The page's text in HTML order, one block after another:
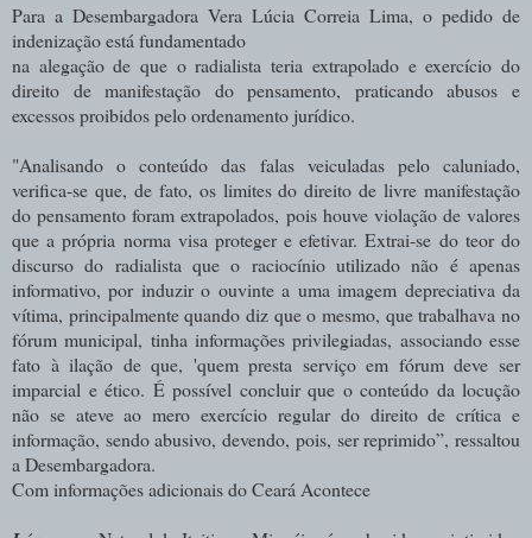
Para a Desembargadora Vera Lúcia Correia Lima, o pedido de
indenização está fundamentado
na alegação de que o radialista teria extrapolado e exercício do
direito de manifestação do pensamento, praticando abusos e
excessos proibidos pelo ordenamento jurídico.
"Analisando o conteúdo das falas veiculadas pelo caluniado,
verifica-se que, de fato, os limites do direito de livre manifestação
do pensamento foram extrapolados, pois houve violação de valores
que a própria norma visa proteger e efetivar. Extrai-se do teor do
discurso do radialista que o raciocínio utilizado não é apenas
informativo, por induzir o ouvinte a uma imagem depreciativa da
vítima, principalmente quando diz que o mesmo, que trabalhava no
fórum municipal, tinha informações privilegiadas, associando esse
fato à ilação de que, 'quem presta serviço em fórum deve ser
imparcial e ético. É possível concluir que o conteúdo da locução
não se ateve ao mero exercício regular do direito de crítica e
informação, sendo abusivo, devendo, pois, ser reprimido”, ressaltou
a Desembargadora.
Com informações adicionais do Ceará Acontece